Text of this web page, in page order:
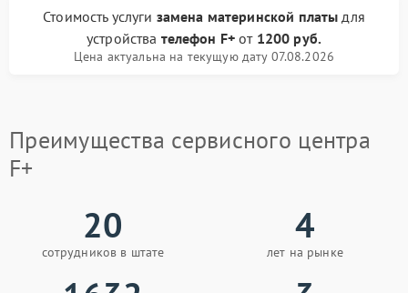
Стоимость услуги замена материнской платы для
устройства телефон F+ от 1200 руб.
Цена актуальна на текущую дату 07.08.2026
Преимущества сервисного центра
F+
20
сотрудников в штате
4
лет на рынке